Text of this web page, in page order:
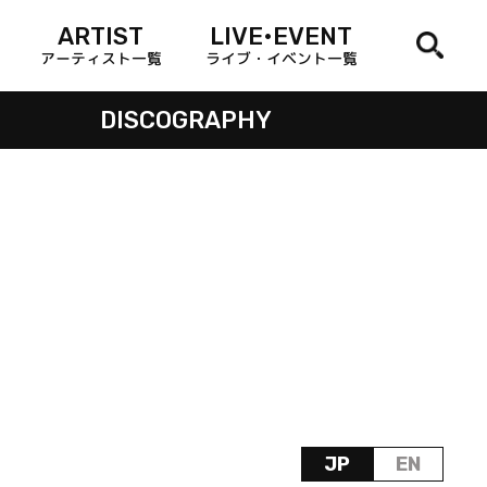
ARTIST
アーティスト一覧
LIVE•EVENT
ライブ・イベント一覧
DISCOGRAPHY
JP EN